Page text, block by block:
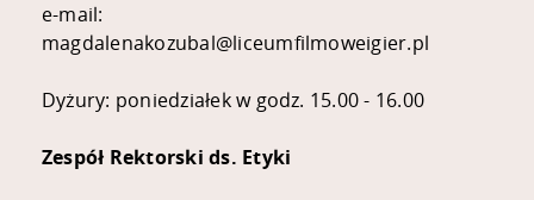
e-mail:
magdalenakozubal@liceumfilmoweigier.pl
Dyżury: poniedziałek w godz. 15.00 - 16.00
Zespół Rektorski ds. Etyki